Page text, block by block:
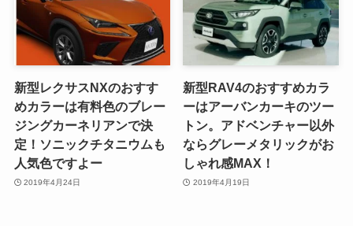
新型レクサスNXのおすす
めカラーは有料色のブレー
ジングカーネリアンで決
定！ソニックチタニウムも
人気色ですよー
2019年4月24日
新型RAV4のおすすめカラ
ーはアーバンカーキのツー
トン。アドベンチャー以外
ならグレーメタリックがお
しゃれ感MAX！
2019年4月19日